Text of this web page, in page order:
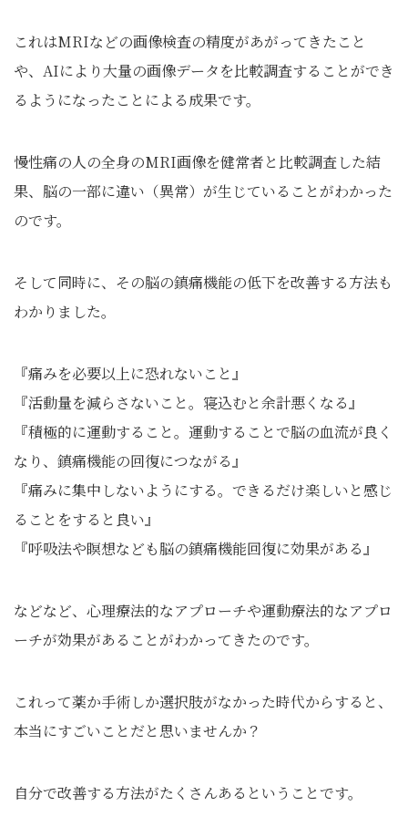
これはMRIなどの画像検査の精度があがってきたこと
や、AIにより大量の画像データを比較調査することができ
るようになったことによる成果です。
慢性痛の人の全身のMRI画像を健常者と比較調査した結
果、脳の一部に違い（異常）が生じていることがわかった
のです。
そして同時に、その脳の鎮痛機能の低下を改善する方法も
わかりました。
『痛みを必要以上に恐れないこと』
『活動量を減らさないこと。寝込むと余計悪くなる』
『積極的に運動すること。運動することで脳の血流が良く
なり、鎮痛機能の回復につながる』
『痛みに集中しないようにする。できるだけ楽しいと感じ
ることをすると良い』
『呼吸法や瞑想なども脳の鎮痛機能回復に効果がある』
などなど、心理療法的なアプローチや運動療法的なアプロ
ーチが効果があることがわかってきたのです。
これって薬か手術しか選択肢がなかった時代からすると、
本当にすごいことだと思いませんか？
自分で改善する方法がたくさんあるということです。